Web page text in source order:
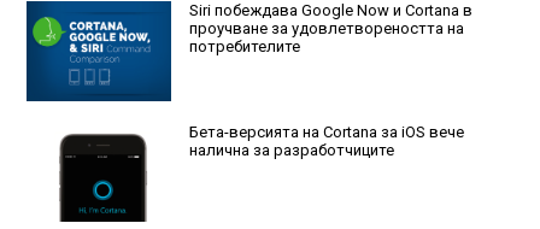
Siri побеждава Google Now и Cortana в
проучване за удовлетвореността на
потребителите
Бета-версията на Cortana за iOS вече
налична за разработчиците